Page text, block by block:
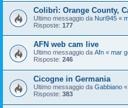
Colibrì: Orange County,
Ultimo messaggio da Nuri945 «
Risposte: 177
AFN web cam live
Ultimo messaggio da Afn « mar
Risposte: 246
Cicogne in Germania
Ultimo messaggio da Gabbiano «
Risposte: 383